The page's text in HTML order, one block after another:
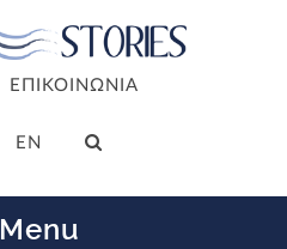
ΕΠΙΚΟΙΝΩΝΙΑ
EN
Menu